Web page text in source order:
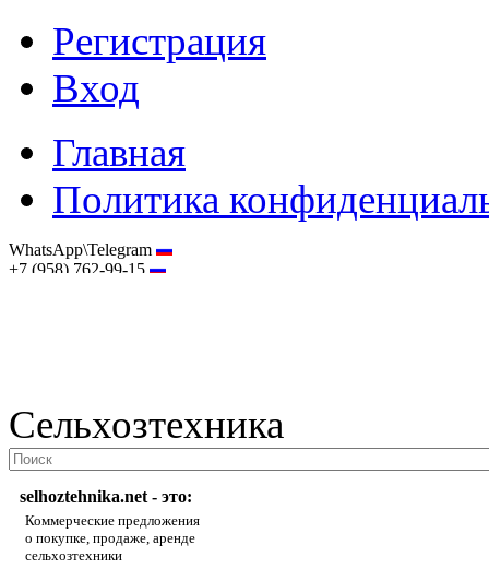
Регистрация
Вход
Главная
Политика
WhatsApp\Telegram
+7 (958) 762-99-15
Сельхозтехника
selhoztehnika.net - это:
Коммерческие предложения
о покупке, продаже, аренде
сельхозтехники